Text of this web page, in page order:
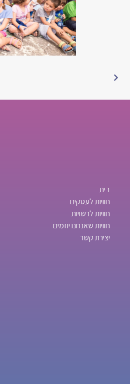
בית
חוויות לעסקים
חוויות לרשויות
חוויות שאנחנו יוזמים
יצירת קשר